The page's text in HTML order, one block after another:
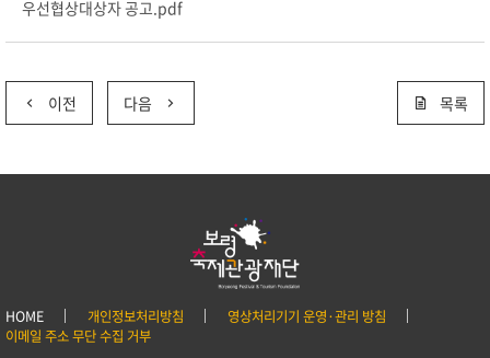
우선협상대상자 공고.pdf
이전 다음 목록
HOME 개인정보처리방침
영상처리기기 운영·관리 방침
이메일 주소 무단 수집 거부